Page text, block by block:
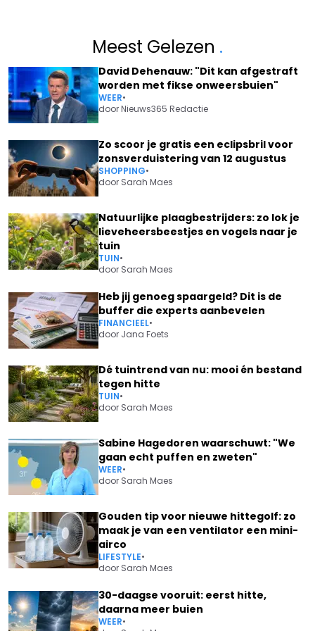
Meest Gelezen .
David Dehenauw: "Dit kan afgestraft
worden met fikse onweersbuien"
WEER•
doorNieuws365 Redactie
Zo scoor je gratis een eclipsbril voor
zonsverduistering van 12 augustus
SHOPPING•
door Sarah Maes
Natuurlijke plaagbestrijders: zo lok je
lieveheersbeestjes en vogels naar je
tuin
TUIN•
door Sarah Maes
Heb jij genoeg spaargeld? Dit is de
buffer die experts aanbevelen
FINANCIEEL•
door Jana Foets
Dé tuintrend van nu: mooi én bestand
tegen hitte
TUIN•
door Sarah Maes
Sabine Hagedoren waarschuwt: "We
gaan echt puffen en zweten"
WEER•
door Sarah Maes
Gouden tip voor nieuwe hittegolf: zo
maak je van een ventilator een mini-
airco
LIFESTYLE•
door Sarah Maes
30-daagse vooruit: eerst hitte,
daarna meer buien
WEER•